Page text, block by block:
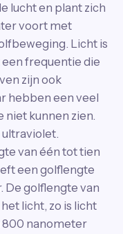
lucht en plant zich
voort met
Licht is
frequentie die
zijn ook
hebben een veel
niet kunnen zien.
van één tot tien
een golflengte
De golflengte van
licht, zo is licht
800 nanometer